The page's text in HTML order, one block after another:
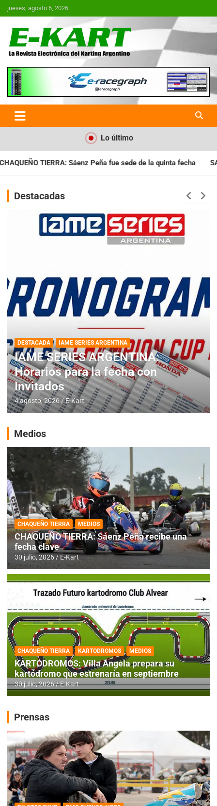
Saltar
al
jueves, agosto 6, 2026
E-Kart.com.ar | La Revista
Electrónica del Karting en
Argentina
Lo último
fue sede de la quinta fecha SANTIAGUEÑO: Se cumplió con
Destacadas
DESTACADA IAME SERIES ARGENTINA
IAME SERIES ARGENTINA:
Horarios para la fecha con
Invitados
4 agosto, 2026 E-Kart
Medios
CHAQUEÑO TIERRA MEDIOS
CHAQUEÑO TIERRA: Sáenz Peña recibe una
fecha clave
30 julio, 2026 E-Kart
CHAQUEÑO TIERRA KARTODROMOS MEDIOS
KARTODROMOS: Villa Angela prepara su
kartódromo que estrenaría en septiembre
30 julio, 2026 E-Kart
Prensas